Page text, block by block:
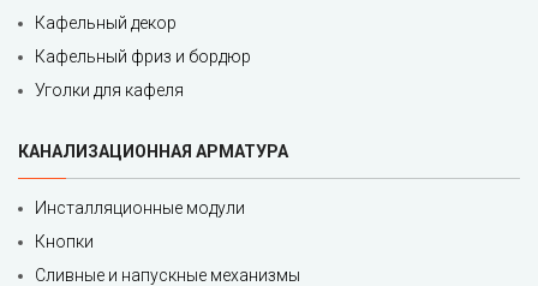
Кафельный декор
Кафельный фриз и бордюр
Уголки для кафеля
КАНАЛИЗАЦИОННАЯ АРМАТУРА
Инсталляционные модули
Кнопки
Сливные и напускные механизмы